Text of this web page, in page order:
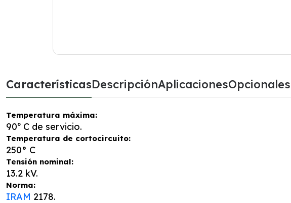
CaracterísticasDescripciónAplicacionesOpcionales
Temperatura máxima:
90º C de servicio.
Temperatura de cortocircuito:
250° C
Tensión nominal:
13.2 kV.
Norma:
IRAM 2178.